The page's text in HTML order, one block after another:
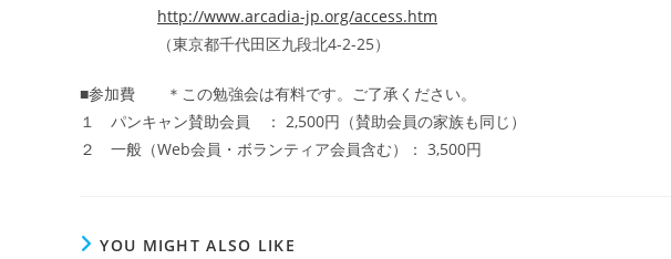
http://www.arcadia-jp.org/access.htm
（東京都千代田区九段北4-2-25）
■参加費 ＊この勉強会は有料です。ご了承ください。
１ パンキャン賛助会員 ： 2,500円（賛助会員の家族も同じ）
２ 一般（Web会員・ボランティア会員含む）： 3,500円
YOU MIGHT ALSO LIKE